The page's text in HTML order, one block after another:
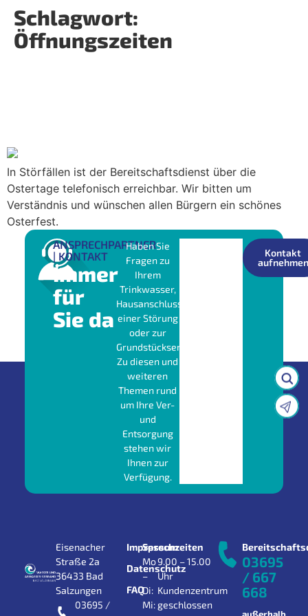
Schlagwort:
Öffnungszeiten
In Störfällen ist der Bereitschaftsdienst über die
Ostertage telefonisch erreichbar. Wir bitten um
Verständnis und wünschen allen Bürgern ein schönes
Osterfest.
ANSPRECHPARTNER
| KONTAKT
Immer
für
Sie da
Haben Sie
Fragen zu
Ihrem
Trinkwasser,
Hausanschluss,
einer Störung
oder zur
Grundstücksentwässerung?
Zu diesen und
weiteren
Themen rund
um Ihre Ver-
und
Entsorgung
stehen wir
Ihnen zur
Verfügung.
Kontakt
aufnehmen
Eisenacher
Straße 2a
36433 Bad
Salzungen
03695 /
Impressum
Datenschutz
FAQ
Sprechzeiten
Mo
–
Di:
Mi:
9.00 – 15.00
Uhr
Kundenzentrum
geschlossen
03695
/ 667
668